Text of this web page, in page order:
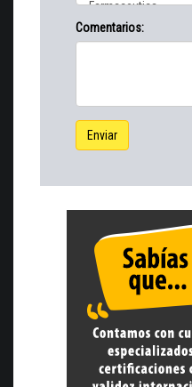
Comentarios:
Enviar